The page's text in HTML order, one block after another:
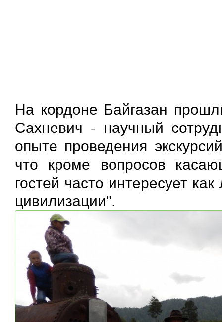
На кордоне Байгазан
Сахневич - научный
опыте проведения
что кроме вопросов
гостей часто интересует
цивилизации".